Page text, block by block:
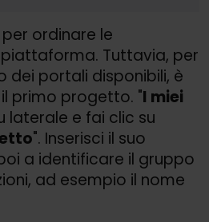
ordinare le
Tuttavia, per
dei portali disponibili, è
primo progetto. "I miei
laterale e fai clic su
". Inserisci il suo
a identificare il gruppo
ad esempio il nome